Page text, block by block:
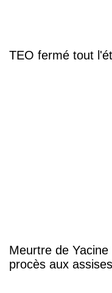
TEO fermé tout
Meurtre de
procès aux